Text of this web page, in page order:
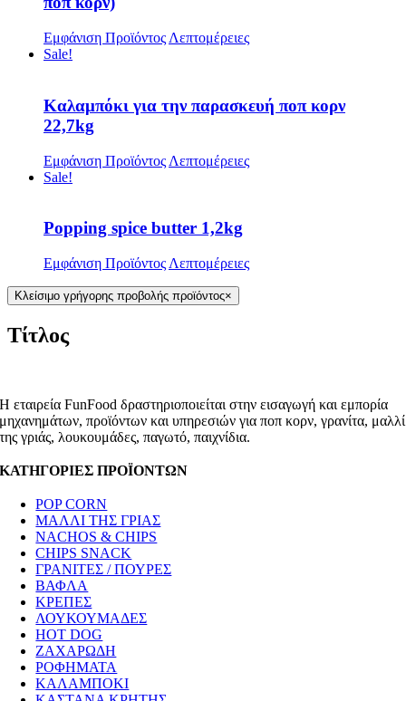
Εμφάνιση Προϊόντος Λεπτομέρειες
Sale!
Καλαμπόκι για την παρασκευή ποπ κορν
22,7kg
Εμφάνιση Προϊόντος Λεπτομέρειες
Sale!
Popping spice butter 1,2kg
Εμφάνιση Προϊόντος Λεπτομέρειες
Κλείσιμο γρήγορης προβολής προϊόντος×
Τίτλος
Η εταιρεία FunFood δραστηριοποιείται στην εισαγωγή και εμπορία
μηχανημάτων, προϊόντων και υπηρεσιών για ποπ κορν, γρανίτα, μαλλί
της γριάς, λουκουμάδες, παγωτό, παιχνίδια.
ΚΑΤΗΓΟΡΙΕΣ ΠΡΟΪΟΝΤΩΝ
POP CORN
ΜΑΛΛΙ ΤΗΣ ΓΡΙΑΣ
NACHOS & CHIPS
CHIPS SNACK
ΓΡΑΝΙΤΕΣ / ΠΟΥΡΕΣ
ΒΑΦΛΑ
ΚΡΕΠΕΣ
ΛΟΥΚΟΥΜΑΔΕΣ
HOT DOG
ΖΑΧΑΡΩΔΗ
ΡΟΦΗΜΑΤΑ
ΚΑΛΑΜΠΟΚΙ